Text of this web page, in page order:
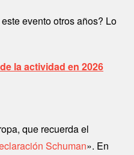
evento otros años? Lo
la actividad en 2026
que recuerda el
Schuman». En